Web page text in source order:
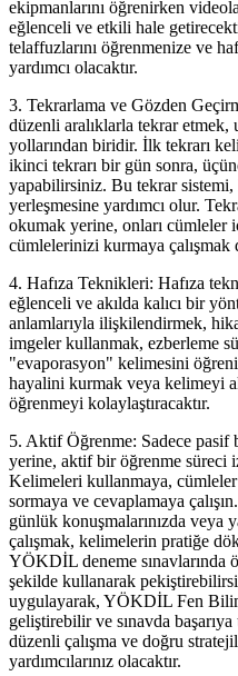
ekipmanlarını öğrenirken
eğlenceli ve etkili hale
telaffuzlarını öğrenmenize ve
yardımcı olacaktır.
3. Tekrarlama ve Gözden
düzenli aralıklarla tekrar etmek,
yollarından biridir. İlk tekrarı
ikinci tekrarı bir gün sonra,
yapabilirsiniz. Bu tekrar
yerleşmesine yardımcı olur.
okumak yerine, onları cümleler
cümlelerinizi kurmaya
4. Hafıza Teknikleri: Hafıza
eğlenceli ve akılda kalıcı bir
anlamlarıyla ilişkilendirmek,
imgeler kullanmak, ezberleme
"evaporasyon" kelimesini
hayalini kurmak veya kelimeyi
öğrenmeyi kolaylaştıracaktır.
5. Aktif Öğrenme: Sadece
yerine, aktif bir öğrenme süreci
Kelimeleri kullanmaya,
sormaya ve cevaplamaya
günlük konuşmalarınızda veya
çalışmak, kelimelerin pratiğe
YÖKDİL deneme
şekilde kullanarak
uygulayarak, YÖKDİL Fen
geliştirebilir ve sınavda
düzenli çalışma ve doğru
yardımcılarınız olacaktır.